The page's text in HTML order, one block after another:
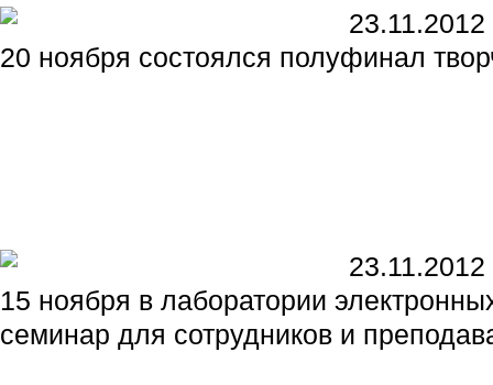
23.11.2012
20 ноября состоялся полуфинал
23.11.2012
15 ноября в лаборатории
семинар для сотрудников и